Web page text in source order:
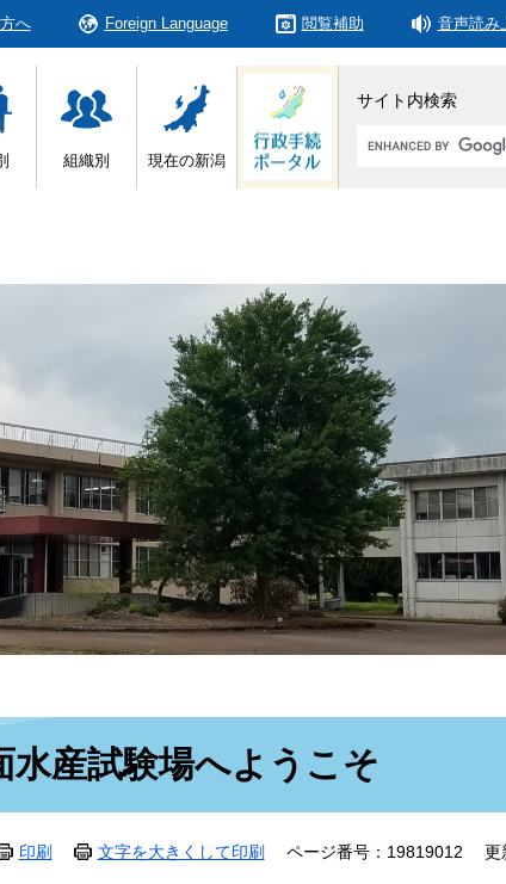
へ Foreign Language 閲覧補助 音声読み
組織別 現在の新潟
サイト内検索
Google
索
水産試験場へようこそ
印刷 文字を大きくして印刷 ページ番号：19819012 更